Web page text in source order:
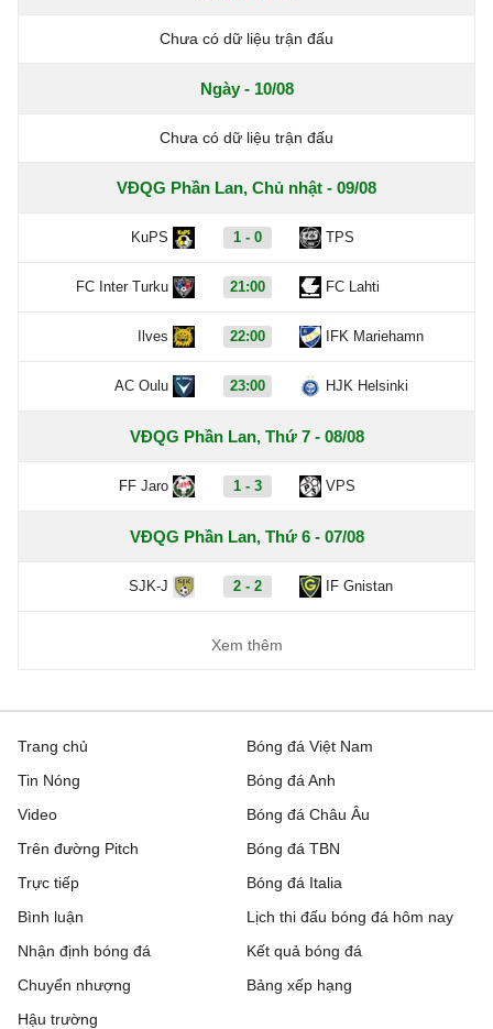
Chưa có dữ liệu trận đấu
Ngày - 10/08
Chưa có dữ liệu trận đấu
VĐQG Phần Lan, Chủ nhật - 09/08
KuPS 1 - 0 TPS
FC Inter Turku 21:00 FC Lahti
Ilves 22:00 IFK Mariehamn
AC Oulu 23:00 HJK Helsinki
VĐQG Phần Lan, Thứ 7 - 08/08
FF Jaro 1 - 3 VPS
VĐQG Phần Lan, Thứ 6 - 07/08
SJK-J 2 - 2 IF Gnistan
Xem thêm
Trang chủ
Tin Nóng
Video
Trên đường Pitch
Trực tiếp
Bóng đá Việt Nam
Bóng đá Anh
Bóng đá Châu Âu
Bóng đá TBN
Bóng đá Italia
Bình luận
Nhận định bóng đá
Chuyển nhượng
Hậu trường
Lịch thi đấu bóng đá hôm nay
Kết quả bóng đá
Bảng xếp hạng